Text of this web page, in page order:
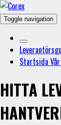
Toggle navigation
Startsida
HITTA